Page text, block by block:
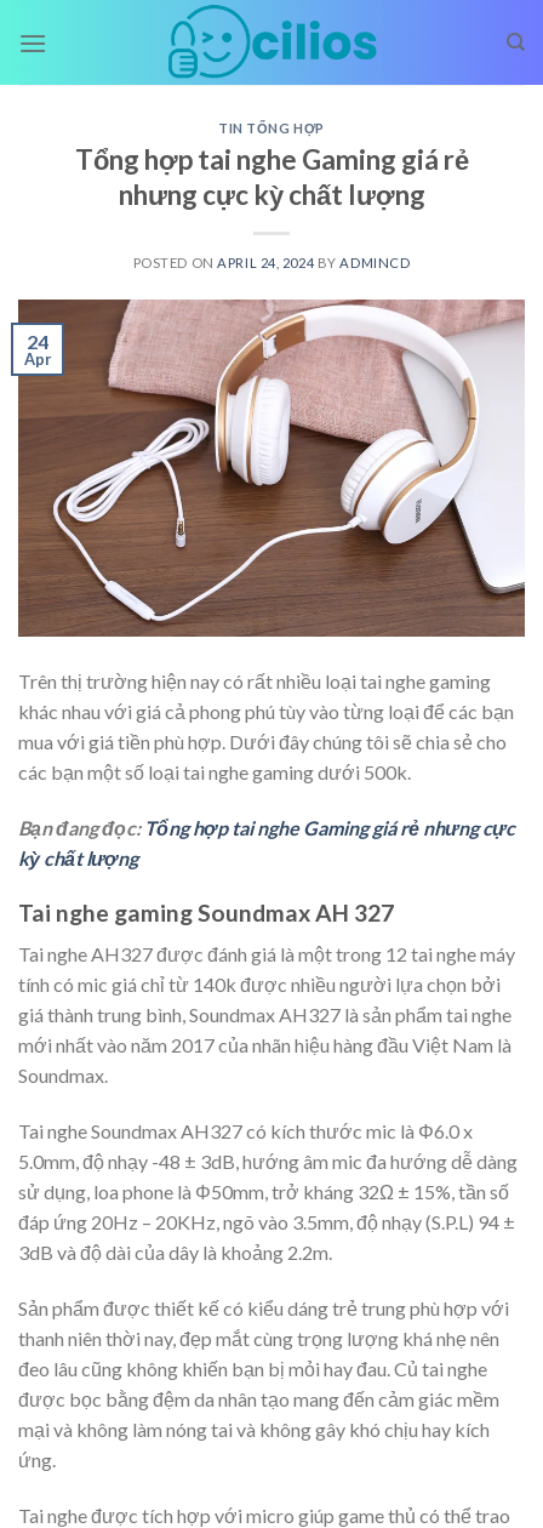
TIN TỔNG HỢP
Tổng hợp tai nghe Gaming giá rẻ
nhưng cực kỳ chất lượng
POSTED ON APRIL 24, 2024 BY ADMINCD
24
Apr
Trên thị trường hiện nay có rất nhiều loại tai nghe gaming
khác nhau với giá cả phong phú tùy vào từng loại để các bạn
mua với giá tiền phù hợp. Dưới đây chúng tôi sẽ chia sẻ cho
các bạn một số loại tai nghe gaming dưới 500k.
Bạn đang đọc: Tổng hợp tai nghe Gaming giá rẻ nhưng cực
kỳ chất lượng
Tai nghe gaming Soundmax AH 327
Tai nghe AH327 được đánh giá là một trong 12 tai nghe máy
tính có mic giá chỉ từ 140k được nhiều người lựa chọn bởi
giá thành trung bình, Soundmax AH327 là sản phẩm tai nghe
mới nhất vào năm 2017 của nhãn hiệu hàng đầu Việt Nam là
Soundmax.
Tai nghe Soundmax AH327 có kích thước mic là Φ6.0 x
5.0mm, độ nhạy -48 ± 3dB, hướng âm mic đa hướng dễ dàng
sử dụng, loa phone là Φ50mm, trở kháng 32Ω ± 15%, tần số
đáp ứng 20Hz – 20KHz, ngõ vào 3.5mm, độ nhạy (S.P.L) 94 ±
3dB và độ dài của dây là khoảng 2.2m.
Sản phẩm được thiết kế có kiểu dáng trẻ trung phù hợp với
thanh niên thời nay, đẹp mắt cùng trọng lượng khá nhẹ nên
đeo lâu cũng không khiến bạn bị mỏi hay đau. Củ tai nghe
được bọc bằng đệm da nhân tạo mang đến cảm giác mềm
mại và không làm nóng tai và không gây khó chịu hay kích
ứng.
Tai nghe được tích hợp với micro giúp game thủ có thể trao